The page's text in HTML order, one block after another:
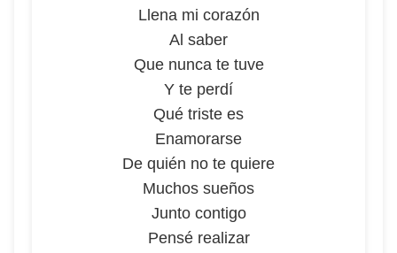
Llena mi corazón
Al saber
Que nunca te tuve
Y te perdí
Qué triste es
Enamorarse
De quién no te quiere
Muchos sueños
Junto contigo
Pensé realizar